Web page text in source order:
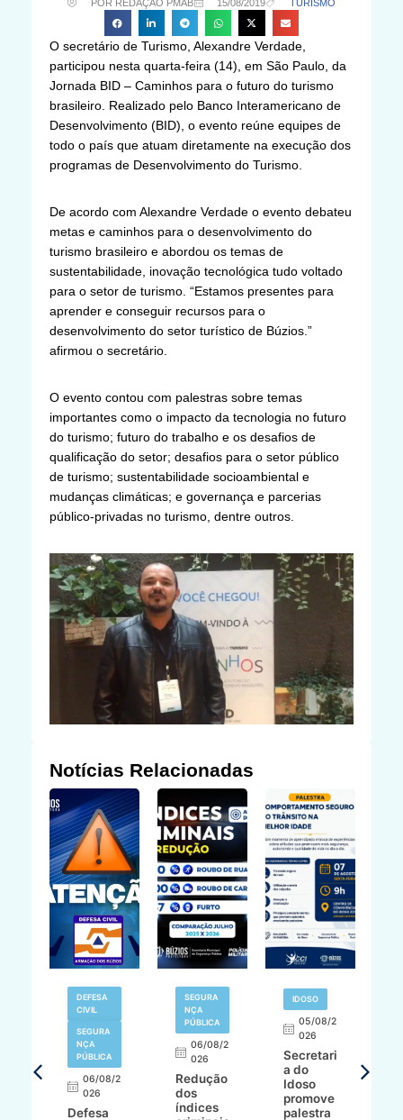
POR REDAÇÃO PMAB 15/08/2019 TURISMO
O secretário de Turismo, Alexandre Verdade,
participou nesta quarta-feira (14), em São Paulo, da
Jornada BID – Caminhos para o futuro do turismo
brasileiro. Realizado pelo Banco Interamericano de
Desenvolvimento (BID), o evento reúne equipes de
todo o país que atuam diretamente na execução dos
programas de Desenvolvimento do Turismo.
De acordo com Alexandre Verdade o evento debateu
metas e caminhos para o desenvolvimento do
turismo brasileiro e abordou os temas de
sustentabilidade, inovação tecnológica tudo voltado
para o setor de turismo. “Estamos presentes para
aprender e conseguir recursos para o
desenvolvimento do setor turístico de Búzios.”
afirmou o secretário.
O evento contou com palestras sobre temas
importantes como o impacto da tecnologia no futuro
do turismo; futuro do trabalho e os desafios de
qualificação do setor; desafios para o setor público
de turismo; sustentabilidade socioambiental e
mudanças climáticas; e governança e parcerias
público-privadas no turismo, dentre outros.
Notícias Relacionadas
DEFESA
CIVIL
SEGURA
NÇA
PÚBLICA
06/08/2
026
Defesa
SEGURA
NÇA
PÚBLICA
06/08/2
026
Redução
dos
índices
IDOSO
05/08/2
026
Secretari
a do
Idoso
promove
palestra